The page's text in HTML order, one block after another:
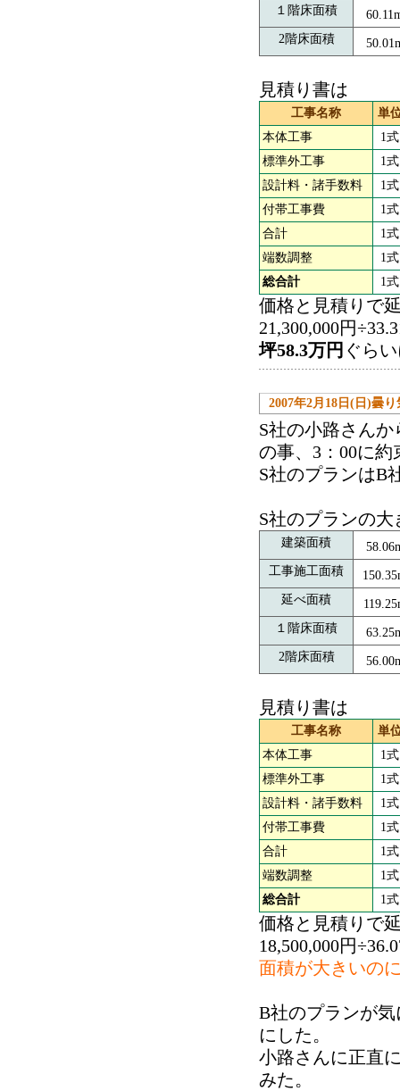
１階床面積
2階床面積
見積り書は
工事名称
単
本体工事
1式
標準外工事
1式
設計料・諸手数料
1式
付帯工事費
1式
合計
1式
端数調整
1式
総合計
1式
価格と見積りで
21,300,000円
坪58.3万円 ぐら
2007年2月18日(日)曇
S社の小路さん
の事、3：00に
S社のプランはB
S社のプランの大
建築面積
工事施工面積
延べ面積
１階床面積
2階床面積
見積り書は
工事名称
単
本体工事
1式
標準外工事
1式
設計料・諸手数料
1式
付帯工事費
1式
合計
1式
端数調整
1式
総合計
1式
価格と見積りで
18,500,000円
面積が大きいの
B社のプランが
にした。
小路さんに正直
みた。